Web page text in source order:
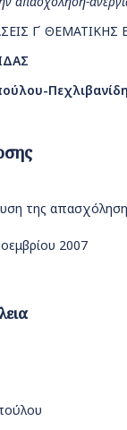
Γ΄ ΘΕΜΑΤΙΚΗΣ
Πεχλιβανίδη
της
2007